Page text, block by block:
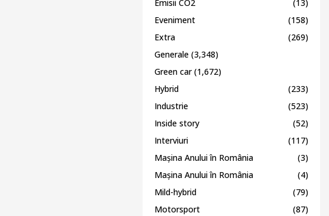
Emisii CO2
(13)
Eveniment
(158)
Extra
(269)
Generale (3,348)
Green car(1,672)
Hybrid
(233)
Industrie
(523)
Inside story
(52)
Interviuri
(117)
Mașina Anului în România
(3)
Mașina Anului în România
(4)
Mild-hybrid
(79)
Motorsport
(87)